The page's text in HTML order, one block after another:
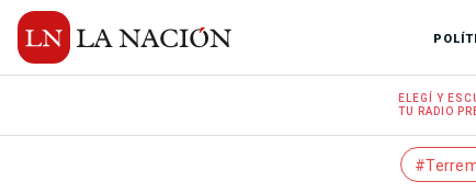
ELEGÍ Y
TU RADIO